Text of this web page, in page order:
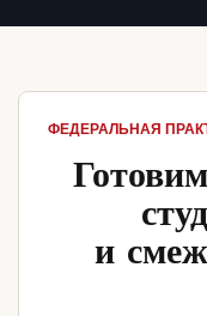
ФЕДЕРАЛЬНАЯ
и